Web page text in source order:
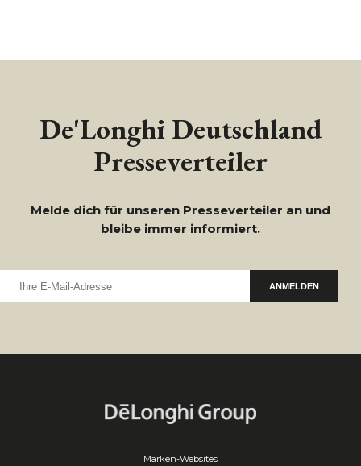
De'Longhi Deutschland
Presseverteiler
Melde dich für unseren Presseverteiler an und
bleibe immer informiert.
ANMELDEN
Marken-Websites